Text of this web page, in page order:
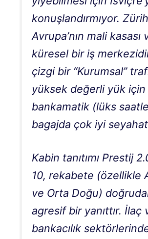
konuşlandırmıyor.
Avrupa’nın mali kasası
küresel bir iş
çizgi bir “Kurumsal”
yüksek değerli yük için
bankamatik (lüks
bagajda çok iyi
Kabin tanıtımı Prestij
10, rekabete (özellikle
ve Orta Doğu)
agresif bir yanıttır. İlaç
bankacılık